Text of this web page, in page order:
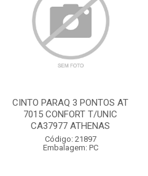
CINTO PARAQ 3 PONTOS AT
7015 CONFORT T/UNIC
CA37977 ATHENAS
Código: 21897
Embalagem: PC